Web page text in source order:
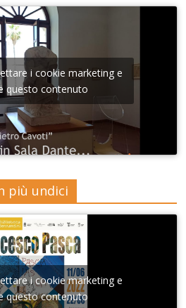
i cookie marketing e
questo contenuto
più undici
i cookie marketing e
questo contenuto